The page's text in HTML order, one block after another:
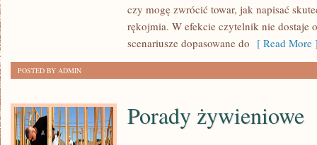
czy mogę zwrócić towar, jak napisać
rękojmia. W efekcie czytelnik nie dostaje
scenariusze dopasowane do [ Read More
POSTED BY ADMIN
Porady żywieniowe